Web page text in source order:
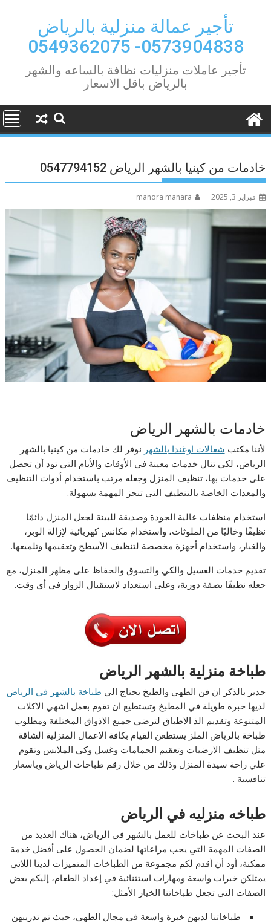
تأجير عمالة منزلية بالرياض
0573904838- 0549362075
تأجير عاملات منزليات نظافة بالساعه والشهر
بالرياض باقل الاسعار
خادمات من كينيا بالشهر الرياض 0547794152
فبراير 3, 2025 manora manara
خادمات بالشهر الرياض
لأننا مكتب شغالات اوغندا بالشهر نوفر لك خادمات من كينيا بالشهر
الرياض، لكي تنال خدمات معينة في الأوقات والأيام التي تود أن تحصل
على خدمات بها، تنظيف المنزل وجعله مرتب باستخدام أدوات التنظيف
والمعدات الخاصة بالتنظيف التي تنجز المهمة بسهولة.
استخدام منظفات عالية الجودة وصديقة للبيئة لجعل المنزل دائمًا
نظيفًا وخاليًا من الملوثات، واستخدام مكانس كهربائية لإزالة الوبر،
والغبار، واستخدام أجهزة مخصصة لتنظيف الأسطح وتعقيمها وتلميعها.
تقديم خدمات الغسيل والكي والتسوق والحفاظ على مظهر المنزل، مع
جعله نظيفًا بصفة دورية، وعلى استعداد لاستقبال الزوار في أي وقت.
طباخة منزلية بالشهر الرياض
جدير بالذكر ان فن الطهي والطبخ يحتاج الي طباخة بالشهر في الرياض
لديها خبرة طويلة في المطبخ وتستطيع ان تقوم بعمل اشهي الاكلات
المتنوعة وتقديم الذ الاطباق لترضي جميع الاذواق المختلفة ومطلوب
طباخة بالرياض الملز يستطعن القيام بكافة الاعمال المنزلية الشاقة
مثل تنظيف الارضيات وتعقيم الحمامات وغسل وكي الملابس وتقوم
علي راحة سيدة المنزل وذلك من خلال رقم طباخات الرياض وباسعار
تنافسية .
طباخه منزليه في الرياض
عند البحث عن طباخات للعمل بالشهر في الرياض، هناك العديد من
الصفات المهمة التي يجب مراعاتها لضمان الحصول على أفضل خدمة
ممكنة، أود أن أقدم لكم مجموعة من الطباخات المتميزات لدينا اللاتي
يمتلكن خبرات واسعة ومهارات استثنائية في إعداد الطعام، إليكم بعض
الصفات التي تجعل طباخاتنا الخيار الأمثل:
طباخاتنا لديهن خبرة واسعة في مجال الطهي، حيث تم تدريبهن